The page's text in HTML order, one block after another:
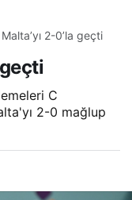
2-0’la geçti
C
2-0 mağlup